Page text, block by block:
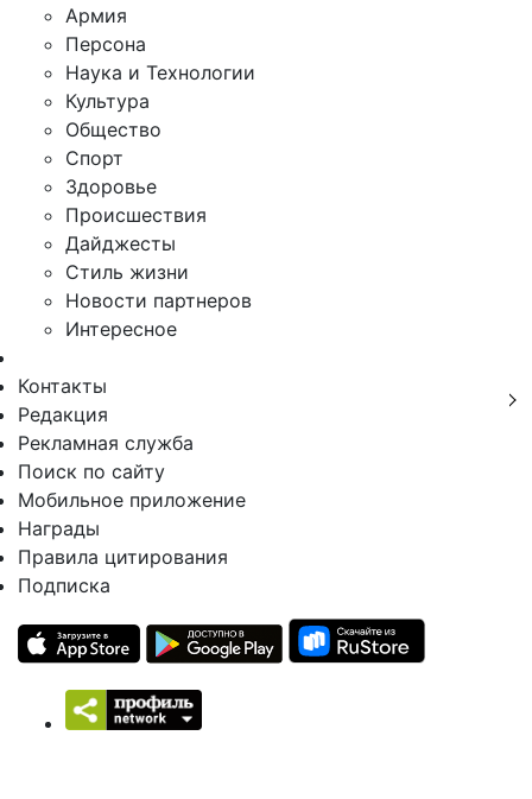
Армия
Персона
Наука и Технологии
Культура
Общество
Спорт
Здоровье
Происшествия
Дайджесты
Стиль жизни
Новости партнеров
Интересное
Контакты
Редакция
Рекламная служба
Поиск по сайту
Мобильное приложение
Награды
Правила цитирования
Подписка